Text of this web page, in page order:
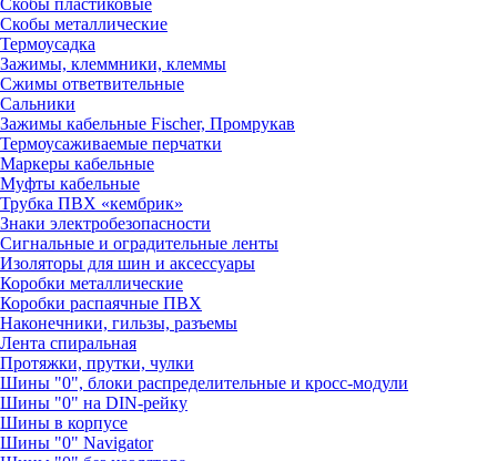
Скобы пластиковые
Скобы металлические
Термоусадка
Зажимы, клеммники, клеммы
Сжимы ответвительные
Сальники
Зажимы кабельные Fischer, Промрукав
Термоусаживаемые перчатки
Маркеры кабельные
Муфты кабельные
Трубка ПВХ «кембрик»
Знаки электробезопасности
Сигнальные и оградительные ленты
Изоляторы для шин и аксессуары
Коробки металлические
Коробки распаячные ПВХ
Наконечники, гильзы, разъемы
Лента спиральная
Протяжки, прутки, чулки
Шины "0", блоки распределительные и кросс-модули
Шины "0" на DIN-рейку
Шины в корпусе
Шины "0" Navigator